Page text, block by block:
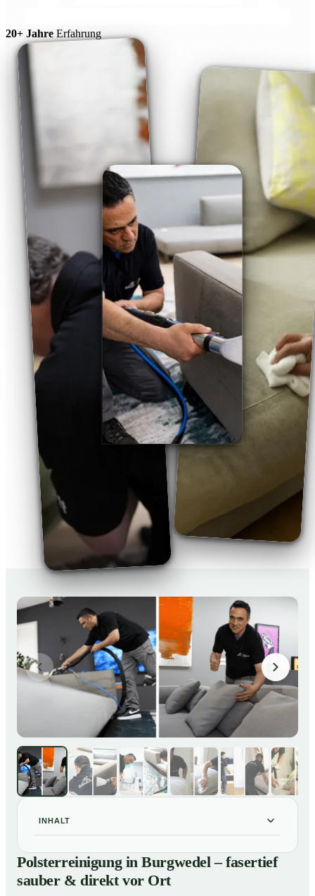
20+ Jahre Erfahrung
INHALT
Polsterreinigung in Burgwedel – fasertief sauber &
direkt vor Ort
Polsterreinigung in Burgwedel – fasertief
sauber & direkt vor Ort